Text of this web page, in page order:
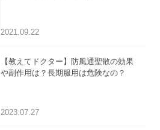
2021.09.22
【教えてドクター】防風通聖散の効果
や副作用は？長期服用は危険なの？
2023.07.27